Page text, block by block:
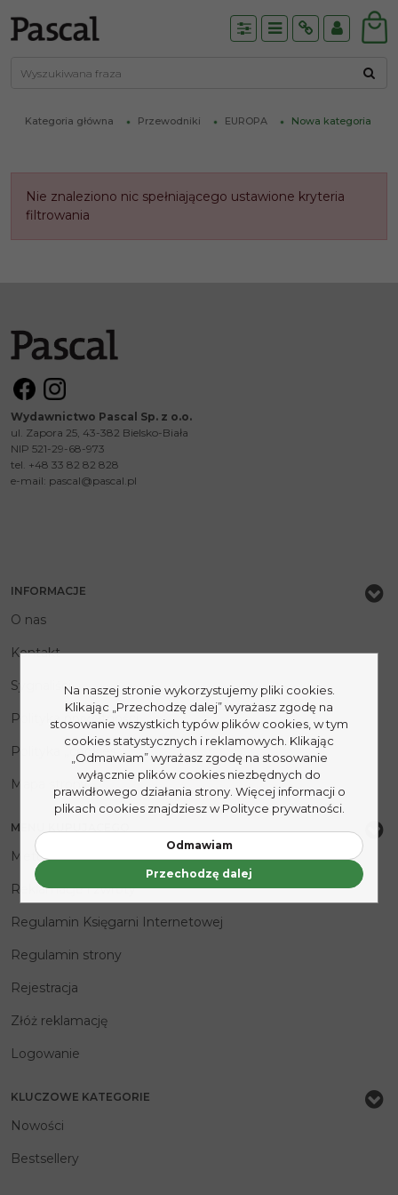
PanelMenuInfoPanel
Kategoria główna Przewodniki EUROPA Nowa kategoria
Nie znaleziono nic spełniającego ustawione kryteria
filtrowania
Wydawnictwo Pascal Sp. z o.o.
ul. Zapora 25, 43-382 Bielsko-Biała
NIP 521-29-68-973
tel. +48 33 82 82 828
e-mail: pascal@pascal.pl
INFORMACJE
O nas
Kontakt
Sygnaliści
Polityka prywatności
Polityka „cookies”
Mapa strony
MENU KUPUJĄCEGO
Metody płatności
Reklamacje i zwroty
Regulamin Księgarni Internetowej
Regulamin strony
Rejestracja
Złóż reklamację
Logowanie
KLUCZOWE KATEGORIE
Nowości
Bestsellery
Na naszej stronie wykorzystujemy pliki cookies.
Klikając „Przechodzę dalej” wyrażasz zgodę na
stosowanie wszystkich typów plików cookies, w tym
cookies statystycznych i reklamowych. Klikając
„Odmawiam” wyrażasz zgodę na stosowanie
wyłącznie plików cookies niezbędnych do
prawidłowego działania strony. Więcej informacji o
plikach cookies znajdziesz w Polityce prywatności.
Odmawiam
Przechodzę dalej